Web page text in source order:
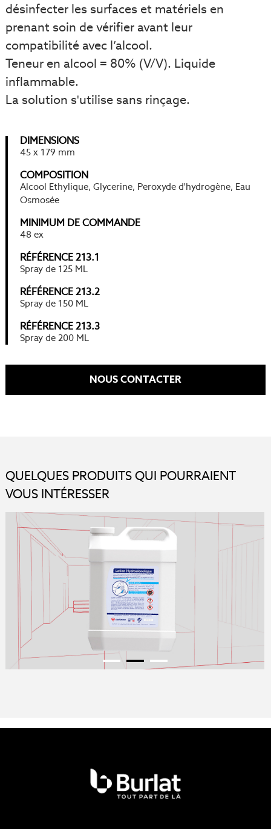
désinfecter les surfaces et matériels en
prenant soin de vérifier avant leur
compatibilité avec l’alcool.
Teneur en alcool = 80% (V/V). Liquide
inflammable.
La solution s'utilise sans rinçage.
DIMENSIONS
45 x 179 mm
COMPOSITION
Alcool Ethylique, Glycerine, Peroxyde d'hydrogène, Eau
Osmosée
MINIMUM DE COMMANDE
48 ex
RÉFÉRENCE 213.1
Spray de 125 ML
RÉFÉRENCE 213.2
Spray de 150 ML
RÉFÉRENCE 213.3
Spray de 200 ML
NOUS CONTACTER
QUELQUES PRODUITS QUI POURRAIENT
VOUS INTÉRESSER